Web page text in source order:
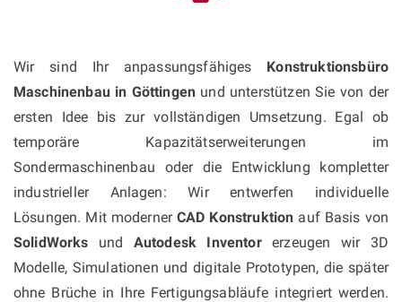
Wir sind Ihr anpassungsfähiges Konstruktionsbüro
Maschinenbau in Göttingen und unterstützen Sie von der
ersten Idee bis zur vollständigen Umsetzung. Egal ob
temporäre Kapazitätserweiterungen im
Sondermaschinenbau oder die Entwicklung kompletter
industrieller Anlagen: Wir entwerfen individuelle
Lösungen. Mit modernerCAD Konstruktion auf Basis von
SolidWorks und Autodesk Inventorerzeugen wir 3D
Modelle, Simulationen und digitale Prototypen, die später
ohne Brüche in Ihre Fertigungsabläufe integriert werden.